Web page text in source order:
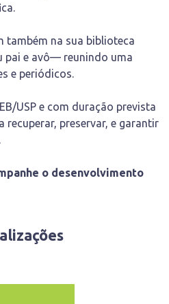
também na sua biblioteca
pai e avô— reunindo uma
e periódicos.
USP e com duração prevista
recuperar, preservar, e garantir
o desenvolvimento